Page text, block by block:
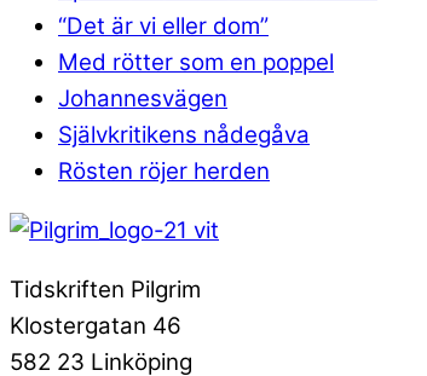
“Det är vi eller dom”
Med rötter som en poppel
Johannesvägen
Självkritikens nådegåva
Rösten röjer herden
Tidskriften Pilgrim
Klostergatan 46
582 23 Linköping